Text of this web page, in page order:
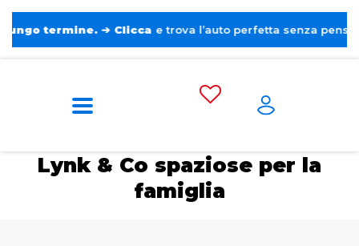
➔ Clicca e trova l’auto perfetta senza pensieri. ❤️
Spaziose per la
Lynk & Co spaziose per la
famiglia